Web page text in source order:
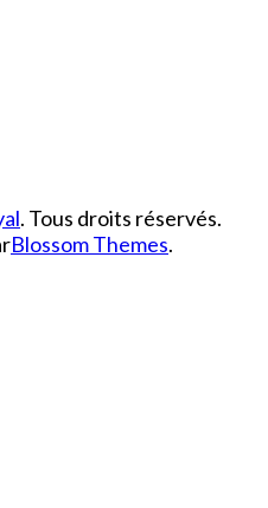
. Tous droits réservés.
Blossom Themes.